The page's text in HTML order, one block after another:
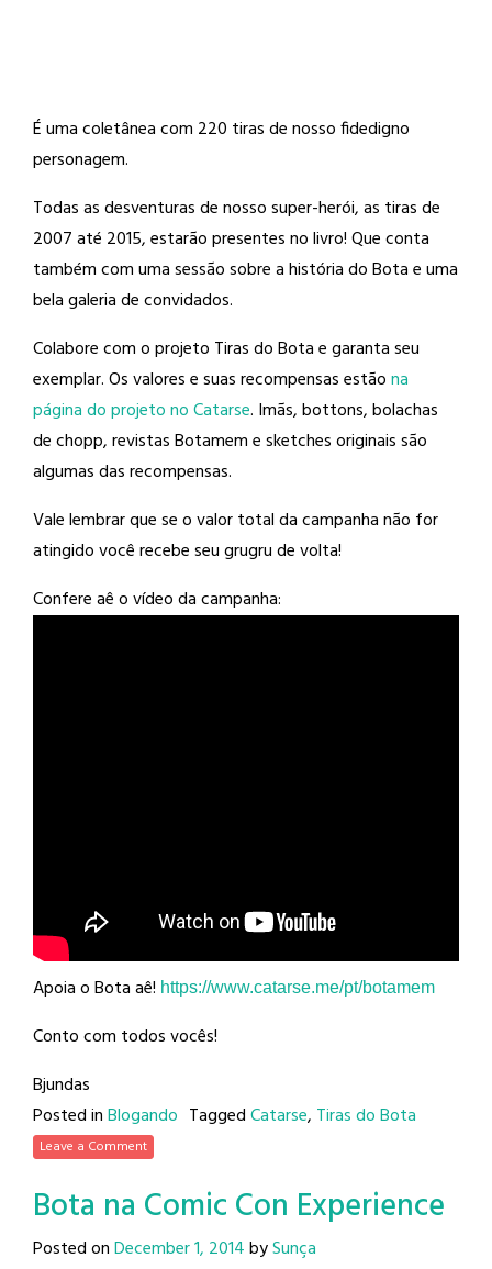
É uma coletânea com 220 tiras de nosso fidedigno
personagem.
Todas as desventuras de nosso super-herói, as tiras de
2007 até 2015, estarão presentes no livro! Que conta
também com uma sessão sobre a história do Bota e uma
bela galeria de convidados.
Colabore com o projeto Tiras do Bota e garanta seu
exemplar. Os valores e suas recompensas estãona
página do projeto no Catarse. Imãs, bottons, bolachas
de chopp, revistas Botamem e sketches originais são
algumas das recompensas.
Vale lembrar que se o valor total da campanha não for
atingido você recebe seu grugru de volta!
Confere aê o vídeo da campanha:
Apoia o Bota aê! https://www.catarse.me/pt/botamem
Conto com todos vocês!
Bjundas
Posted inBlogando TaggedCatarse, Tiras do Bota
Leave a Comment
Bota na Comic Con Experience
Posted onDecember 1, 2014bySunça